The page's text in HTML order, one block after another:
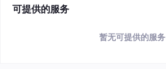
可提供的服务
暂无可提供的服务